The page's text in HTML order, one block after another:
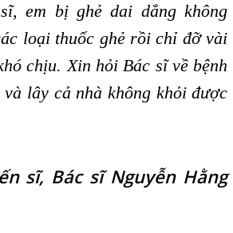
em bị ghẻ dai dẳng không
loại thuốc ghẻ rồi chỉ đỡ vài
chịu. Xin hỏi Bác sĩ về bệnh
lây cả nhà không khỏi được
sĩ, Bác sĩ Nguyễn Hằng